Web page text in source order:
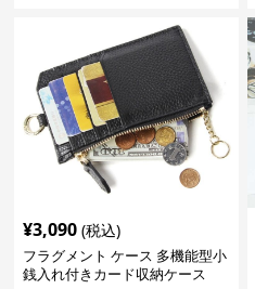
¥3,090 (税込)
フラグメント ケース 多機能型小
銭入れ付きカード収納ケース